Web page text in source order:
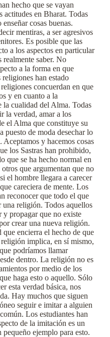
hecho que se vayan
actitudes en Bharat. Todas
cosas buenas.
mentiras, a ser agresivos
Es posible que las
a los aspectos en particular
realmente saber. No
a la forma en que
han estado
concuerdan en que
y en cuanto a la
la cualidad del Alma. Todas
la verdad, amar a los
el Alma que constituye su
puesto de moda desechar lo
y hacemos cosas
los Sastras han prohibido,
que se ha hecho normal en
que argumentan que no
el hombre llegara a carecer
careciera de mente. Los
reconocer que todo el que
una religión. Todos aquellos
propagar que no existe
crear una nueva religión.
encierra el hecho de que
implica, en sí mismo,
podríamos llamar
dentro. La religión no es
por medio de los
haga esto o aquello. Sólo
esta verdad básica, nos
Hay muchos que siguen
seguir e imitar a alguien
Los estudiantes han
de la imitación es un
ejemplo para esto.